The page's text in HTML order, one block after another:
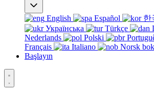
English Español 한
Українська
Türkçe
Nederlands
Polski
Français
Italiano
Norsk
Başlayın